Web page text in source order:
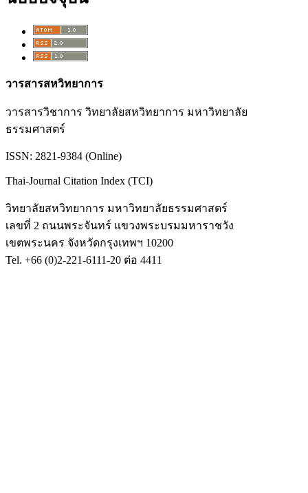
วารสารสหวิทยาการ
วารสารวิชาการ วิทยาลัยสหวิทยาการ มหาวิทยาลัย
ธรรมศาสตร์
ISSN: 2821-9384 (Online)
Thai-Journal Citation Index (TCI)
วิทยาลัยสหวิทยาการ มหาวิทยาลัยธรรมศาสตร์
เลขที่ 2 ถนนพระจันทร์ แขวงพระบรมมหาราชวัง
เขตพระนคร จังหวัดกรุงเทพฯ 10200
Tel. +66 (0)2-221-6111-20 ต่อ 4411